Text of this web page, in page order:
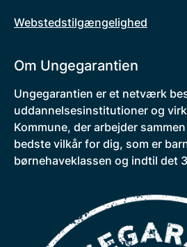
Webstedstilgængelighed
Om Ungegarantien
Ungegarantien er et netværk
uddannelsesinstitutioner og
Kommune, der arbejder
bedste vilkår for dig, som er
børnehaveklassen og indtil det